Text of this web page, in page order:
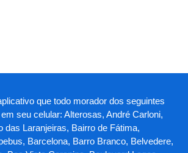
que todo morador dos seguintes
seu celular: Alterosas, André Carloni,
das Laranjeiras, Bairro de Fátima,
Barcelona, Barro Branco, Belvedere,